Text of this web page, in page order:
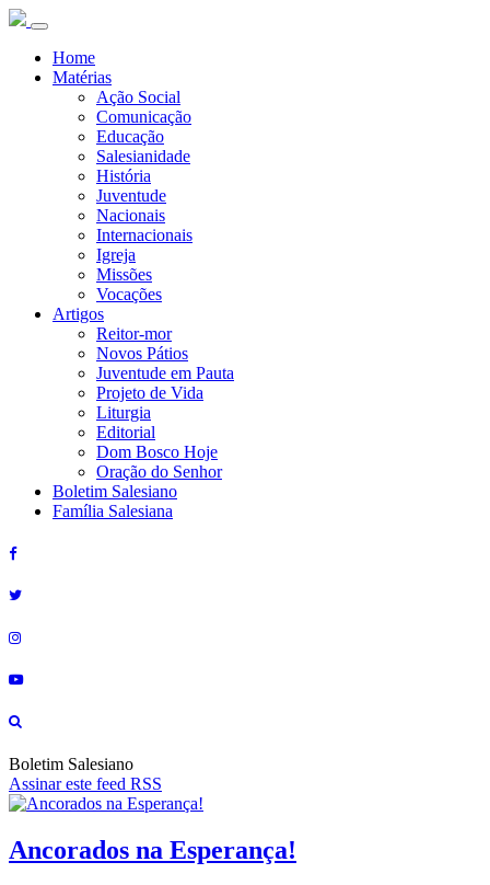
Home
Matérias
Ação Social
Comunicação
Educação
Salesianidade
História
Juventude
Nacionais
Internacionais
Igreja
Missões
Vocações
Artigos
Reitor-mor
Novos Pátios
Juventude em Pauta
Projeto de Vida
Liturgia
Editorial
Dom Bosco Hoje
Oração do Senhor
Boletim Salesiano
Família Salesiana
Boletim Salesiano
Assinar este feed RSS
Ancorados na Esperança!